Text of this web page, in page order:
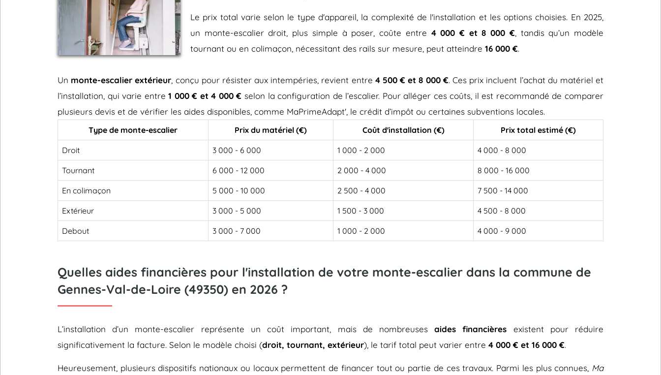
Le prix total varie selon le type d'appareil, la complexité de l'installation et les options choisies. En 2025,
un monte-escalier droit, plus simple à poser, coûte entre 4 000 € et 8 000 € , tandis qu’un modèle
tournant ou en colimaçon, nécessitant des rails sur mesure, peut atteindre 16 000 €.
Un monte-escalier extérieur , conçu pour résister aux intempéries, revient entre 4 500 € et 8 000 €. Ces prix incluent l’achat du matériel et
l’installation, qui varie entre1 000 € et 4 000 € selon la configuration de l’escalier. Pour alléger ces coûts, il est recommandé de comparer
plusieurs devis et de vérifier les aides disponibles, comme MaPrimeAdapt', le crédit d’impôt ou certaines subventions locales.
Type de monte-escalier Prix du matériel (€) Coût d'installation (€) Prix total estimé (€)
Droit 3 000 - 6 000 1 000 - 2 000 4 000 - 8 000
Tournant 6 000 - 12 000 2 000 - 4 000 8 000 - 16 000
En colimaçon 5 000 - 10 000 2 500 - 4 000 7 500 - 14 000
Extérieur 3 000 - 5 000 1 500 - 3 000 4 500 - 8 000
Debout 3 000 - 7 000 1 000 - 2 000 4 000 - 9 000
Quelles aides financières pour l'installation de votre monte-escalier dans la commune de
Gennes-Val-de-Loire (49350) en 2026 ?
L’installation d’un monte-escalier représente un coût important, mais de nombreusesaides financières existent pour réduire
significativement la facture. Selon le modèle choisi (droit, tournant, extérieur), le tarif total peut varier entre 4 000 € et 16 000 €.
Heureusement, plusieurs dispositifs nationaux ou locaux permettent de financer tout ou partie de ces travaux. Parmi les plus connues, Ma